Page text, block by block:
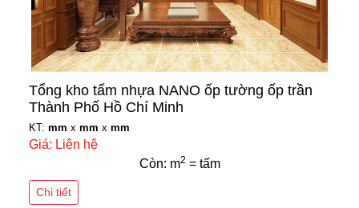
Tổng kho tấm nhựa NANO ốp tường ốp trần
Thành Phố Hồ Chí Minh
KT: mm x mm x mm
Giá: Liên hệ
Còn: m2 = tấm
Chi tiết